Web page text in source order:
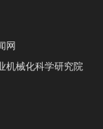
网
机械化科学研究院